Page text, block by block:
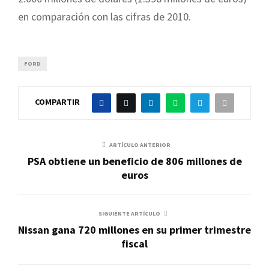
en comparación con las cifras de 2010.
FORD
COMPARTIR
ARTÍCULO ANTERIOR
PSA obtiene un beneficio de 806 millones de
euros
SIGUIENTE ARTÍCULO
Nissan gana 720 millones en su primer trimestre
fiscal